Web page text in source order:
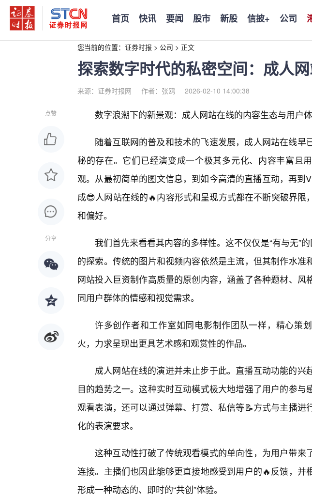
首页 快讯 要闻 股市 新股 信披+ 公司
您当前的位置： 证券时报 > 公司 > 正文
探索数字时代的私密空间：成人
来源：证券时报网 作者：张鸥 2026-02-10 14:00:38
点赞
分享
数字浪潮下的新景观：成人网站在线的内容生态与用户
随着互联网的普及和技术的飞速发展，成人网站在线早
秘的存在。它们已经演变成一个极其多元化、内容丰富且
观。从最初简单的图文信息，到如今高清的直播互动，再到
成😎人网站在线的🔥内容形式和呈现方式都在不断突破界限
和偏好。
我们首先来看看其内容的多样性。这不仅仅是“有与无”
的探索。传统的图片和视频内容依然是主流，但其制作水准
网站投入巨资制作高质量的原创内容，涵盖了各种题材、风
同用户群体的情感和视觉需求。
许多创作者和工作室如同电影制作团队一样，精心策
火，力求呈现出更具艺术感和观赏性的作品。
成人网站在线的演进并未止步于此。直播互动功能的兴
目的趋势之一。这种实时互动模式极大地增强了用户的参与
观看表演，还可以通过弹幕、打赏、私信等📝方式与主播进
化的表演要求。
这种互动性打破了传统观看模式的单向性，为用户带来
连接。主播们也因此能够更直接地感受到用户的🔥反馈，并
形成一种动态的、即时的“共创”体验。